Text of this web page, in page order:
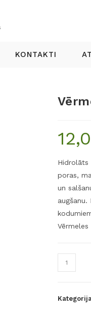
KONTAKTI
Hidrolāts
poras,
un